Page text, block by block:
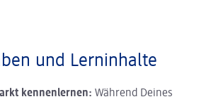
und Lerninhalte
kennenlernen: Während Deines